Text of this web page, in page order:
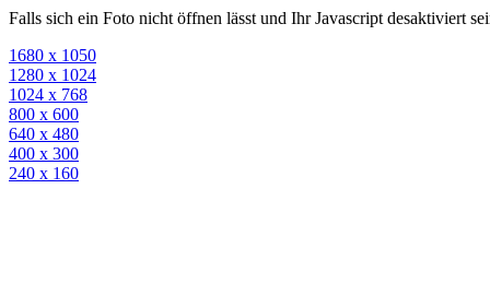
Falls sich ein Foto nicht öffnen lässt und Ihr Javascript desaktiviert
1680 x 1050
1280 x 1024
1024 x 768
800 x 600
640 x 480
400 x 300
240 x 160